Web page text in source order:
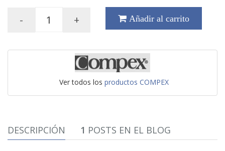
- + Añadir al carrito
Ver todos los productos COMPEX
DESCRIPCIÓN 1 POSTS EN EL BLOG